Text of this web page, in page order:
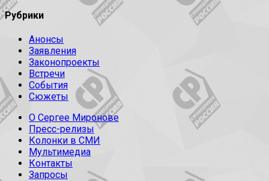
Рубрики
Анонсы
Заявления
Законопроекты
Встречи
События
Сюжеты
О Сергее Миронове
Пресс-релизы
Колонки в СМИ
Мультимедиа
Контакты
Запросы